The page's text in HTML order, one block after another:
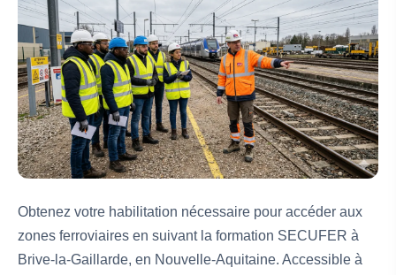
Obtenez votre habilitation nécessaire pour accéder aux
zones ferroviaires en suivant la formation SECUFER à
Brive-la-Gaillarde, en Nouvelle-Aquitaine. Accessible à